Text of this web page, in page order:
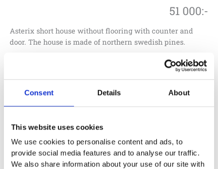
Consent Details About
This website uses cookies
We use cookies to personalise content and ads, to
provide social media features and to analyse our traffic.
We also share information about your use of our site with
51 000:-
Asterix short house without flooring with counter and
door. The house is made of northern swedish pines.
Lägg till i offertförfrågan
Artikelnr:LE20001
Specifikationer
1,5 x 1,45 x 1,7 m